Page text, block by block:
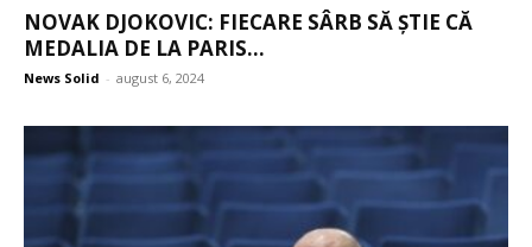
NOVAK DJOKOVIC: FIECARE SÂRB SĂ ȘTIE CĂ
MEDALIA DE LA PARIS...
News Solid - august 6, 2024